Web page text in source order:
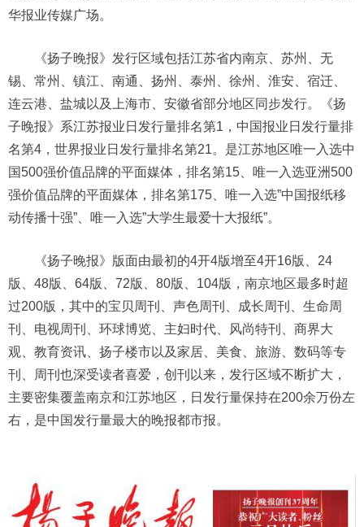
华报业传媒广场。
《扬子晚报》发行区域包括江苏省内南京、苏州、无
锡、常州、镇江、南通、扬州、泰州、徐州、淮安、宿迁、
连云港、盐城以及上海市、安徽省部分地区同步发行。《扬
子晚报》系江苏报业日发行量排名第1，中国报业日发行量排
名第4，世界报业日发行量排名第21。是江苏地区唯一入选中
国500强价值品牌的平面媒体，排名第15、唯一入选亚洲500
强价值品牌的平面媒体，排名第175、唯一入选”中国报纸移
动传播十强”、唯一入选”大学生最爱十大报纸”。
《扬子晚报》版面由最初的4开4版增至4开16版、24
版、48版、64版、72版、80版、104版，南京地区最多时超
过200版，其中的宝贝周刊、声色周刊、成长周刊、生命周
刊、电视周刊、环球博览、主妇时代、风尚特刊、商界大
观、教育资讯、扬子楼市以及家居、美食、旅游、数码等专
刊、周刊也深受读者喜爱，创刊以来，发行区域不断扩大，
主要密集覆盖南京和江苏地区，日发行量保持在200余万份左
右，是中国发行量最大的晚报都市报。